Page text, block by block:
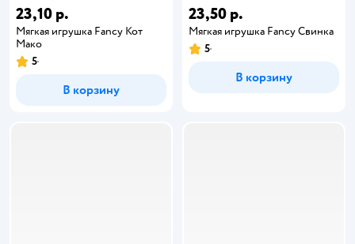
23,10 р.
Мягкая игрушка Fancy Кот
Мако
5
В корзину
23,50 р.
Мягкая игрушка Fancy Свинка
5
В корзину